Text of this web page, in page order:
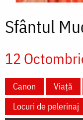
Sfântul
12
Canon Viață
Locuri de pelerinaj